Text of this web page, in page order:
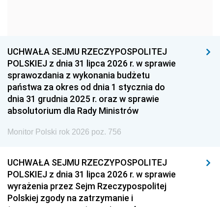
1939 1938 1937
1936 1930
UCHWAŁA SEJMU RZECZYPOSPOLITEJ
POLSKIEJ z dnia 31 lipca 2026 r. w sprawie
sprawozdania z wykonania budżetu
państwa za okres od dnia 1 stycznia do
dnia 31 grudnia 2025 r. oraz w sprawie
absolutorium dla Rady Ministrów
Monitor Polski rok 2026 poz. 756
UCHWAŁA SEJMU RZECZYPOSPOLITEJ
POLSKIEJ z dnia 31 lipca 2026 r. w sprawie
wyrażenia przez Sejm Rzeczypospolitej
Polskiej zgody na zatrzymanie i